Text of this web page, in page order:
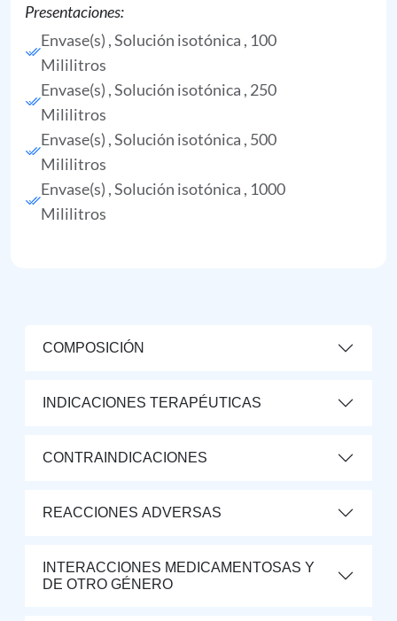
Presentaciones:
Envase(s) , Solución isotónica , 100
Mililitros
Envase(s) , Solución isotónica , 250
Mililitros
Envase(s) , Solución isotónica , 500
Mililitros
Envase(s) , Solución isotónica , 1000
Mililitros
COMPOSICIÓN
INDICACIONES TERAPÉUTICAS
CONTRAINDICACIONES
REACCIONES ADVERSAS
INTERACCIONES MEDICAMENTOSAS Y
DE OTRO GÉNERO